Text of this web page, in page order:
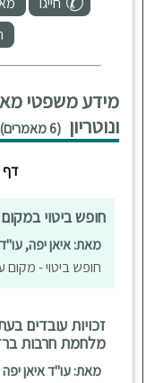
spectrum of
relating to
opportunities,
with
pay, notice
including
and Hebrew
law
as well as
with a special
counsel to
le-Ovdim"
מידע משפטי
ונוטריון (6 מאמרים)
דף
חופש ביטוי
מאת: איאן יפה, עו"ד
חופש ביטוי -
זכויות עובדים
מלחמת חרבות
מאת: עו"ד איאן יפה